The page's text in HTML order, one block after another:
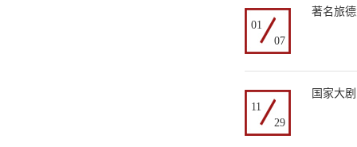
01
07
著名旅
11
29
国家大